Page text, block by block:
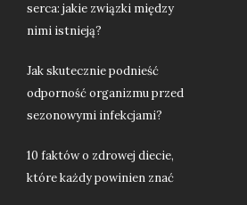
serca: jakie związki między
nimi istnieją?
Jak skutecznie podnieść
odporność organizmu przed
sezonowymi infekcjami?
10 faktów o zdrowej diecie,
które każdy powinien znać